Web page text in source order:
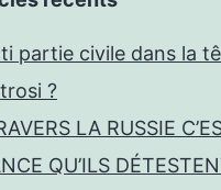
partie civile dans la
?
LA RUSSIE
QU’ILS